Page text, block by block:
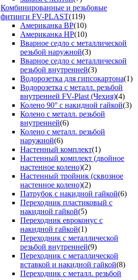
Комбинированные и резьбовые
фитинги FV-PLAST(119)
Американка ВР(10)
Американка НР(10)
Вварное седло с металлической
резьбой наружной(3)
Вварное седло с металлической
резьбой внутренней(3)
Водорозетка для гипсокартона(1)
Водорозетка с металл. резьбой
внутренней FV-Plast (Чехия)(4)
Колено 90° с накидной гайкой(3)
Колено с металл. резьбой
внутренней(6)
Колено с металл. резьбой
наружной(6)
Настенный комплект(1)
Настенный комплект (двойное
настенное колено)(2)
Настенный тройник (сквозное
настенное колено)(2)
Патрубок с накидной гайкой(6)
Переходник пластиковый с
накидной гайкой(5)
Переходник евроконус с
накидной гайкой(1)
Переходник с металлической
резьбой внутренней(9)
Переходник с металлической
вставкой и накидной гайкой(8)
Переходник с металл. резьбой